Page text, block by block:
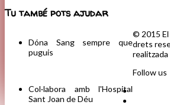
Tu també pots ajudar
Dóna Sang sempre que
puguis
Col·labora amb l'Hospital
Sant Joan de Déu
© 2015
drets
Follow us